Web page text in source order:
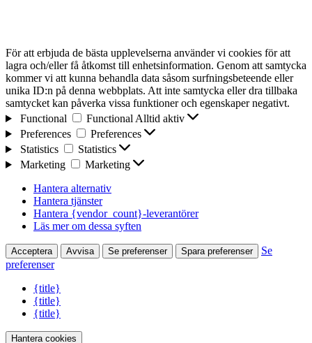
För att erbjuda de bästa upplevelserna använder vi cookies för att
lagra och/eller få åtkomst till enhetsinformation. Genom att samtycka
kommer vi att kunna behandla data såsom surfningsbeteende eller
unika ID:n på denna webbplats. Att inte samtycka eller dra tillbaka
samtycket kan påverka vissa funktioner och egenskaper negativt.
Functional
Functional Alltid aktiv
Preferences
Preferences
Statistics
Statistics
Marketing
Marketing
Hantera alternativ
Hantera tjänster
Hantera {vendor_count}-leverantörer
Läs mer om dessa syften
Acceptera Avvisa Se preferenser Spara preferenser
Se
preferenser
{title}
{title}
{title}
Hantera cookies